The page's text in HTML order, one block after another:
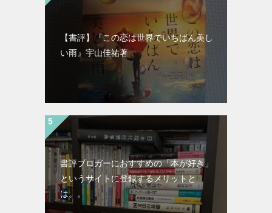
【書評】『この恋は世界でいちばん美し
い雨』宇山佳祐著
書評ブロガーにおすすめの「本が好き」
というサイトに登録するメリットと
は。。